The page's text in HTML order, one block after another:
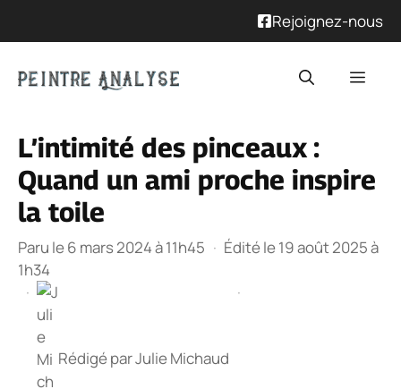
Rejoignez-nous
L’intimité des pinceaux :
Quand un ami proche inspire
la toile
Paru le 6 mars 2024 à 11h45 · Édité le 19 août 2025 à
1h34
·
Rédigé parJulie Michaud
·